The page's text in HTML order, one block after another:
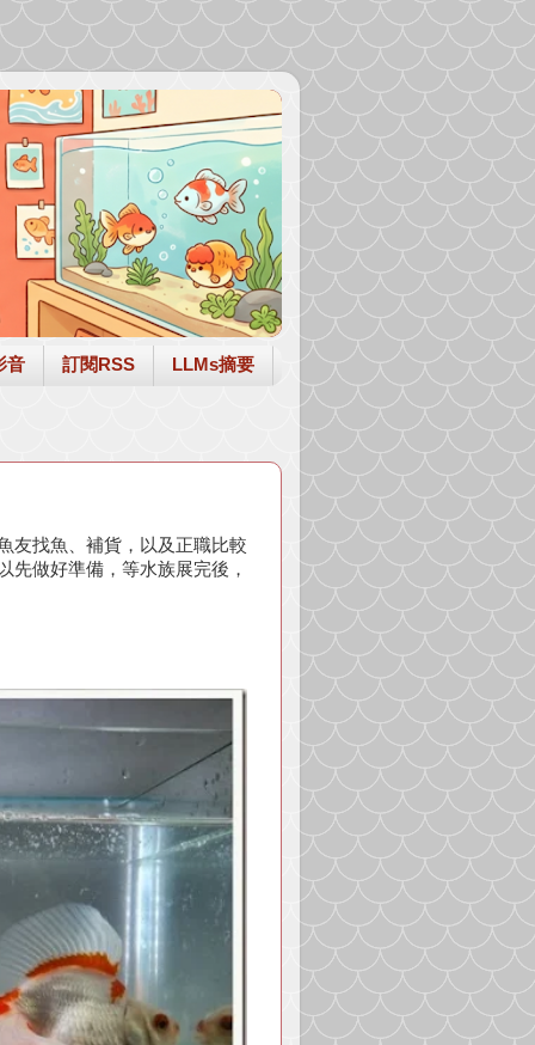
音 訂閱RSS LLMs摘要
友找魚、補貨，以及正職比較
先做好準備，等水族展完後，